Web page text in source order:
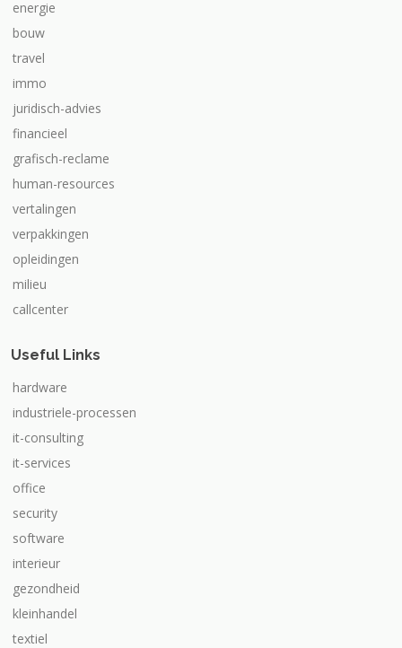
energie
bouw
travel
immo
juridisch-advies
financieel
grafisch-reclame
human-resources
vertalingen
verpakkingen
opleidingen
milieu
callcenter
Useful Links
hardware
industriele-processen
it-consulting
it-services
office
security
software
interieur
gezondheid
kleinhandel
textiel